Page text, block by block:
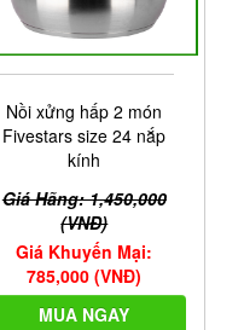
Nồi xửng hấp 2 món
Fivestars size 24 nắp
kính
Giá Hãng: 1,450,000
(VNĐ)
Giá Khuyến Mại:
785,000 (VNĐ)
MUA NGAY